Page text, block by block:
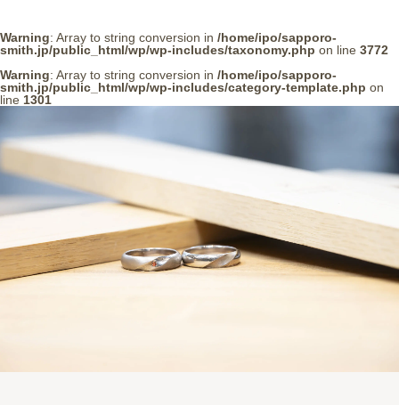
Warning: Array to string conversion in /home/ipo/sapporo-
smith.jp/public_html/wp/wp-includes/taxonomy.php on line 3772
Warning: Array to string conversion in /home/ipo/sapporo-
smith.jp/public_html/wp/wp-includes/category-template.php on
line 1301